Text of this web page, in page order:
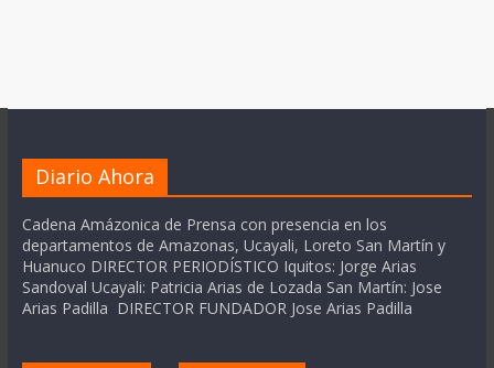
Diario Ahora
Cadena Amázonica de Prensa con presencia en los
departamentos de Amazonas, Ucayali, Loreto San Martín y
Huanuco DIRECTOR PERIODÍSTICO Iquitos: Jorge Arias
Sandoval Ucayali: Patricia Arias de Lozada San Martín: Jose
Arias Padilla DIRECTOR FUNDADOR Jose Arias Padilla